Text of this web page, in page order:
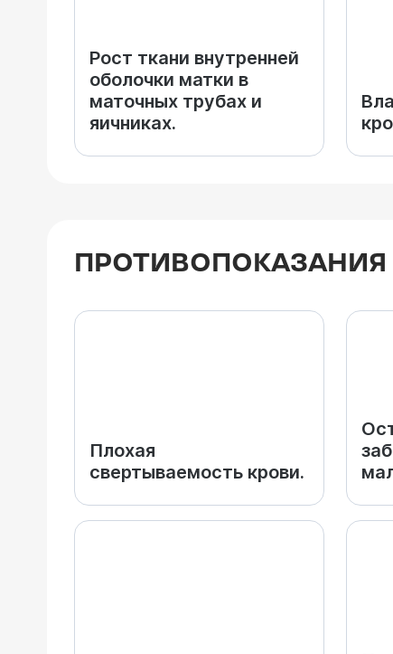
Рост ткани внутренней
оболочки матки в
маточных трубах и
яичниках.
ПРОТИВОПОКАЗАНИЯ
Плохая
свертываемость крови.